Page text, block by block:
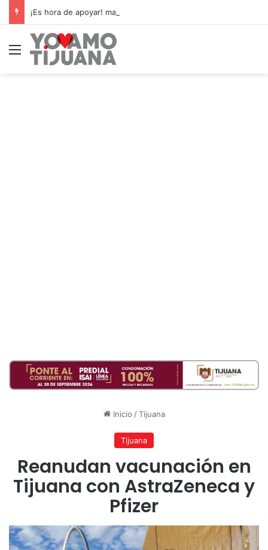
Menú
Inicio / Tijuana
Tijuana
Reanudan vacunación en
Tijuana con AstraZeneca y
Pfizer